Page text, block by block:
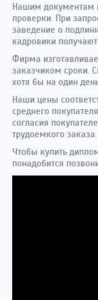
Нашим документам
проверки. При
заведение о
кадровики
Фирма
заказчиком сроки.
хотя бы на один
Наши цены
среднего
согласия
трудоемкого заказа.
Чтобы купить
понадобится